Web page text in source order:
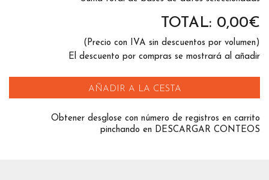
TOTAL: 0,00€
(Precio con IVA sin descuentos por volumen)
El descuento por compras se mostrará al añadir
AÑADIR A LA CESTA
Obtener desglose con número de registros en carrito
pinchando en DESCARGAR CONTEOS